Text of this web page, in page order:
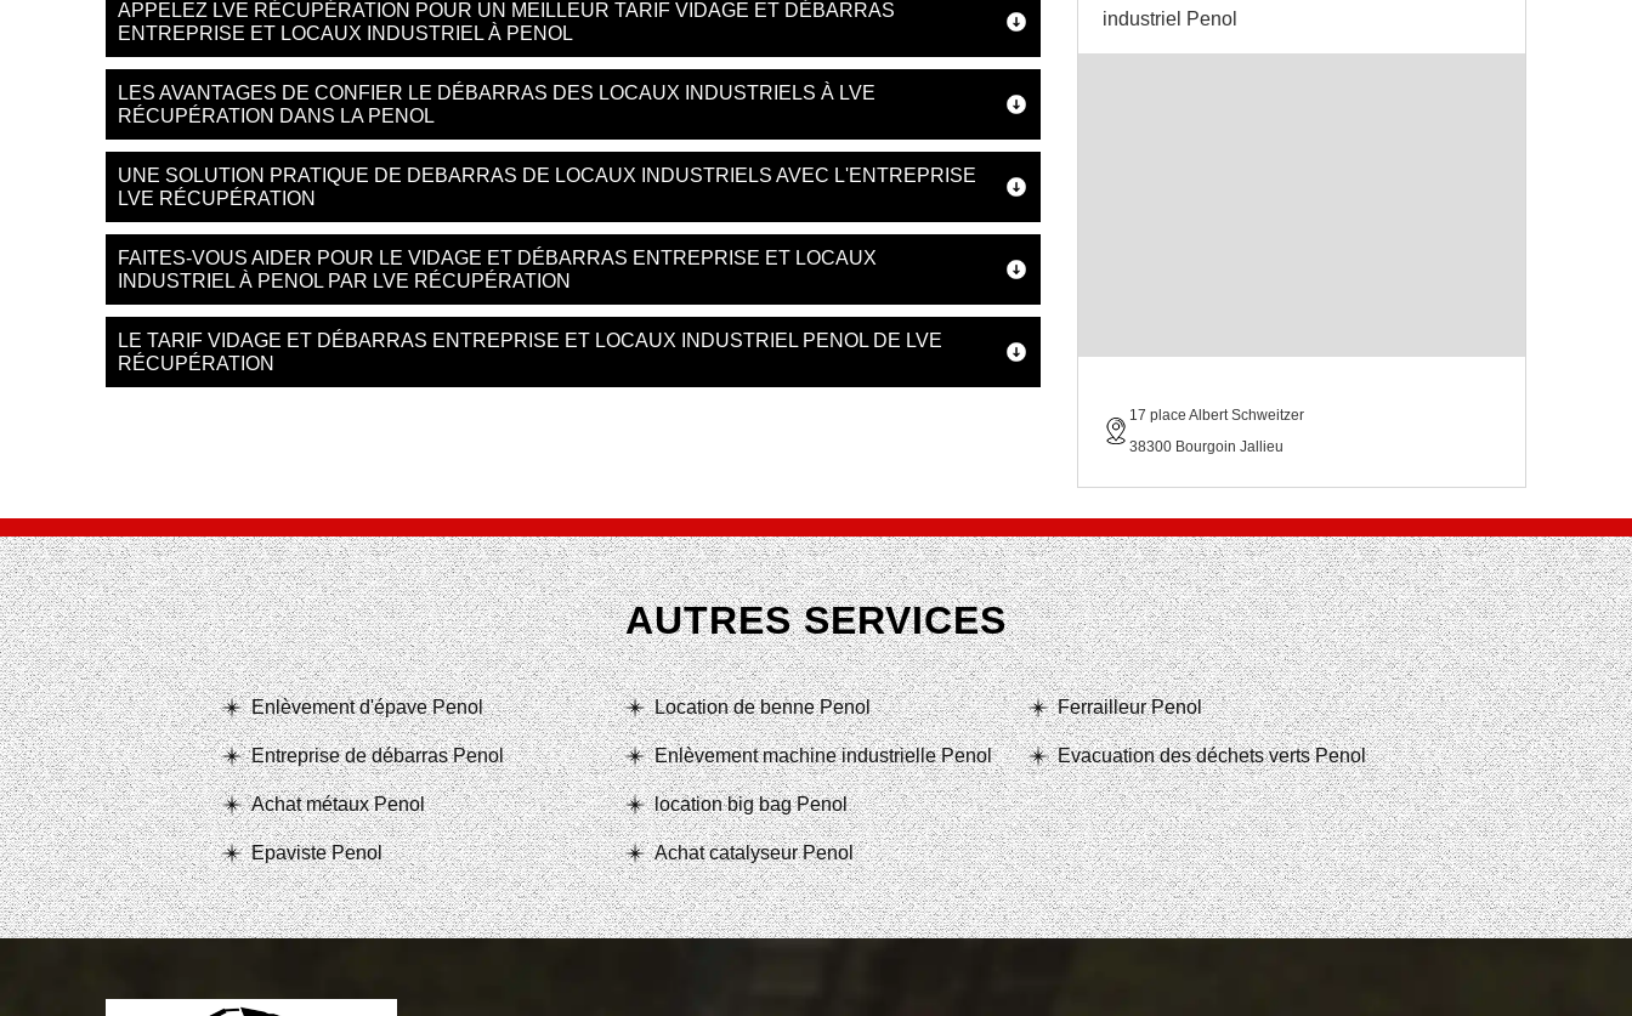
APPELEZ LVE RÉCUPÉRATION POUR UN MEILLEUR TARIF VIDAGE ET DÉBARRAS
ENTREPRISE ET LOCAUX INDUSTRIEL À PENOL
LES AVANTAGES DE CONFIER LE DÉBARRAS DES LOCAUX INDUSTRIELS À LVE
RÉCUPÉRATION DANS LA PENOL
UNE SOLUTION PRATIQUE DE DEBARRAS DE LOCAUX INDUSTRIELS AVEC L'ENTREPRISE
LVE RÉCUPÉRATION
FAITES-VOUS AIDER POUR LE VIDAGE ET DÉBARRAS ENTREPRISE ET LOCAUX
INDUSTRIEL À PENOL PAR LVE RÉCUPÉRATION
LE TARIF VIDAGE ET DÉBARRAS ENTREPRISE ET LOCAUX INDUSTRIEL PENOL DE LVE
RÉCUPÉRATION
industriel Penol
17 place Albert Schweitzer
38300 Bourgoin Jallieu
AUTRES SERVICES
Enlèvement d'épave Penol
Entreprise de débarras Penol
Achat métaux Penol
Epaviste Penol
Location de benne Penol
Enlèvement machine industrielle Penol
location big bag Penol
Achat catalyseur Penol
Ferrailleur Penol
Evacuation des déchets verts Penol